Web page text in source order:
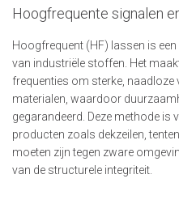
Hoogfrequente signalen
Hoogfrequent (HF) lassen is
van industriële stoffen. Het
frequenties om sterke, naadloze
materialen, waardoor
gegarandeerd. Deze methode
producten zoals dekzeilen,
moeten zijn tegen zware
van de structurele integriteit.